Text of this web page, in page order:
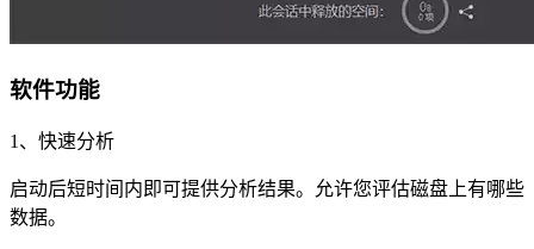
软件功能
1、快速分析
启动后短时间内即可提供分析结果。允许您评估磁盘上有哪些
数据。